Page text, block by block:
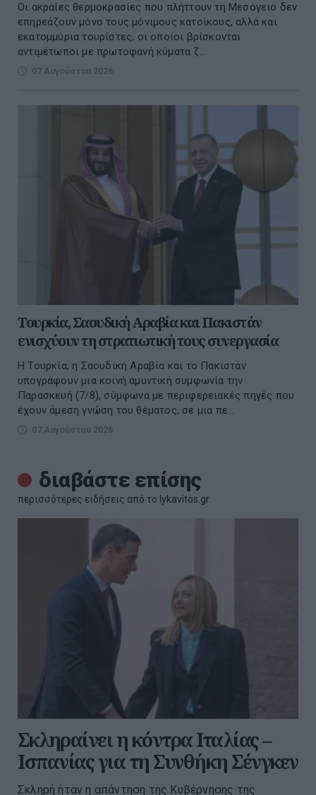
Οι ακραίες θερμοκρασίες που πλήττουν τη Μεσόγειο δεν
επηρεάζουν μόνο τους μόνιμους κατοίκους, αλλά και
εκατομμύρια τουρίστες, οι οποίοι βρίσκονται
αντιμέτωποι με πρωτοφανή κύματα ζ...
07 Αυγούστου 2026
Τουρκία, Σαουδική Αραβία και Πακιστάν
ενισχύουν τη στρατιωτική τους συνεργασία
Η Τουρκία, η Σαουδική Αραβία και το Πακιστάν
υπογράφουν μια κοινή αμυντική συμφωνία την
Παρασκευή (7/8), σύμφωνα με περιφερειακές πηγές που
έχουν άμεση γνώση του θέματος, σε μια πε...
07 Αυγούστου 2026
διαβάστε επίσης
περισσότερες ειδήσεις από το lykavitos.gr
Σκληραίνει η κόντρα Ιταλίας –
Ισπανίας για τη Συνθήκη Σένγκεν
Σκληρή ήταν η απάντηση της Κυβέρνησης της